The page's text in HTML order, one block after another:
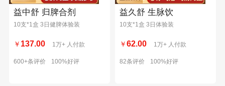
益中舒 归脾合剂
10支*1盒 3日健脾体验装
￥ 137.00 1万+ 人付款
600+条评价 100%好评
益久舒 生脉饮
10支*1盒 3日体验装
￥62.00 1万+ 人付款
82条评价 100%好评